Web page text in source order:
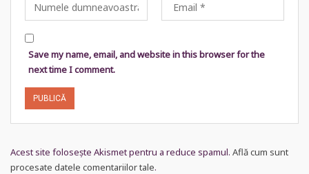
Save my name, email, and website in this browser for the
next time I comment.
Acest site folosește Akismet pentru a reduce spamul. Află cum sunt
procesate datele comentariilor tale.